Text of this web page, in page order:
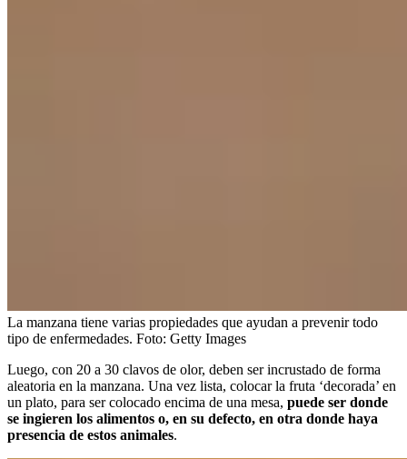
La manzana tiene varias propiedades que ayudan a prevenir todo
tipo de enfermedades. Foto: Getty Images
Luego, con 20 a 30 clavos de olor, deben ser incrustado de forma
aleatoria en la manzana. Una vez lista, colocar la fruta ‘decorada’ en
un plato, para ser colocado encima de una mesa, puede ser donde
se ingieren los alimentos o, en su defecto, en otra donde haya
presencia de estos animales.